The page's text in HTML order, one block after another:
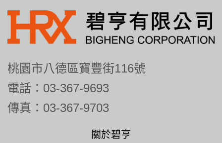
桃園市八德區寶豐街116號
電話：03-367-9693
傳真：03-367-9703
關於碧亨